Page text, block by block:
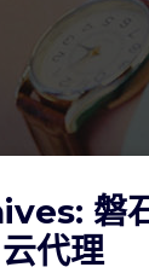
磐
云代理